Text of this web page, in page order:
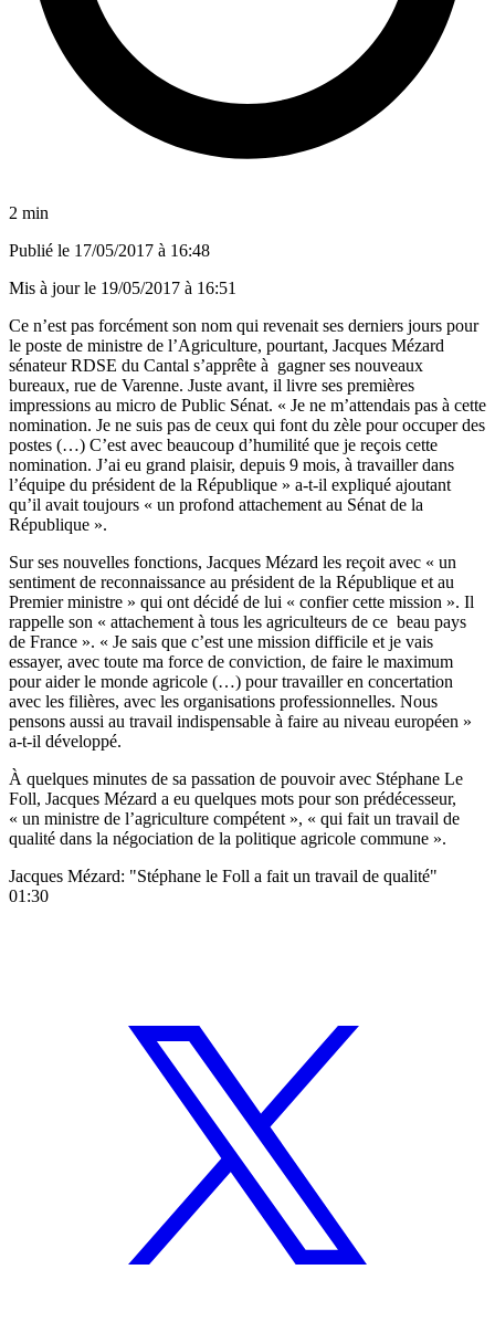
2 min
Publié le 17/05/2017 à 16:48
Mis à jour le 19/05/2017 à 16:51
Ce n’est pas forcément son nom qui revenait ses derniers jours pour
le poste de ministre de l’Agriculture, pourtant, Jacques Mézard
sénateur RDSE du Cantal s’apprête à gagner ses nouveaux
bureaux, rue de Varenne. Juste avant, il livre ses premières
impressions au micro de Public Sénat. « Je ne m’attendais pas à cette
nomination. Je ne suis pas de ceux qui font du zèle pour occuper des
postes (…) C’est avec beaucoup d’humilité que je reçois cette
nomination. J’ai eu grand plaisir, depuis 9 mois, à travailler dans
l’équipe du président de la République » a-t-il expliqué ajoutant
qu’il avait toujours « un profond attachement au Sénat de la
République ».
Sur ses nouvelles fonctions, Jacques Mézard les reçoit avec « un
sentiment de reconnaissance au président de la République et au
Premier ministre » qui ont décidé de lui « confier cette mission ». Il
rappelle son « attachement à tous les agriculteurs de ce beau pays
de France ». « Je sais que c’est une mission difficile et je vais
essayer, avec toute ma force de conviction, de faire le maximum
pour aider le monde agricole (…) pour travailler en concertation
avec les filières, avec les organisations professionnelles. Nous
pensons aussi au travail indispensable à faire au niveau européen »
a-t-il développé.
À quelques minutes de sa passation de pouvoir avec Stéphane Le
Foll, Jacques Mézard a eu quelques mots pour son prédécesseur,
« un ministre de l’agriculture compétent », « qui fait un travail de
qualité dans la négociation de la politique agricole commune ».
Jacques Mézard: "Stéphane le Foll a fait un travail de qualité"
01:30